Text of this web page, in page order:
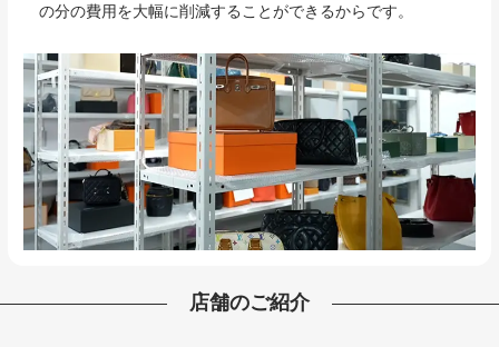
の分の費用を大幅に削減することができるからです。
店舗のご紹介